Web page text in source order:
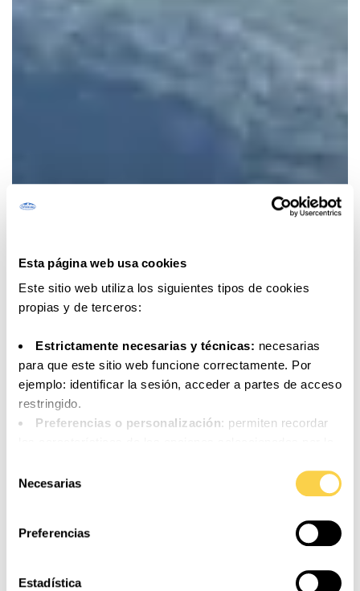
Esta página web usa cookies
Este sitio web utiliza los siguientes tipos de cookies
propias y de terceros:
Estrictamente necesarias y técnicas: necesarias
para que este sitio web funcione correctamente. Por
ejemplo: identificar la sesión, acceder a partes de acceso
restringido.
Preferencias o personalización: permiten recordar
Análisis o medición
: para medir la actividad, usos y
disponibles con el fin de introducir mejoras o nuevos
servicios.
funcionamiento de algunos servicios y funcionalidades
Necesarias
Preferencias
Estadística